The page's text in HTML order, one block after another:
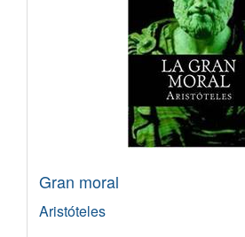
Gran moral
Aristóteles